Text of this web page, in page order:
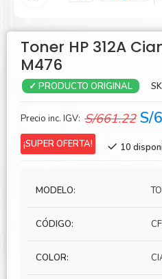
Toner HP 312A
M476
✓ PRODUCTO ORIGINAL
Precio inc. IGV: S/661.22 El
S/
¡SUPER OFERTA! 10
MODELO:
CÓDIGO:
COLOR: